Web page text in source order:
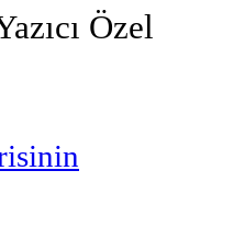
Özel